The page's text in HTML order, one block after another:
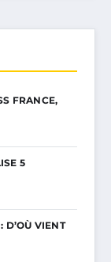
FRANCE,
5
D’OÙ VIENT